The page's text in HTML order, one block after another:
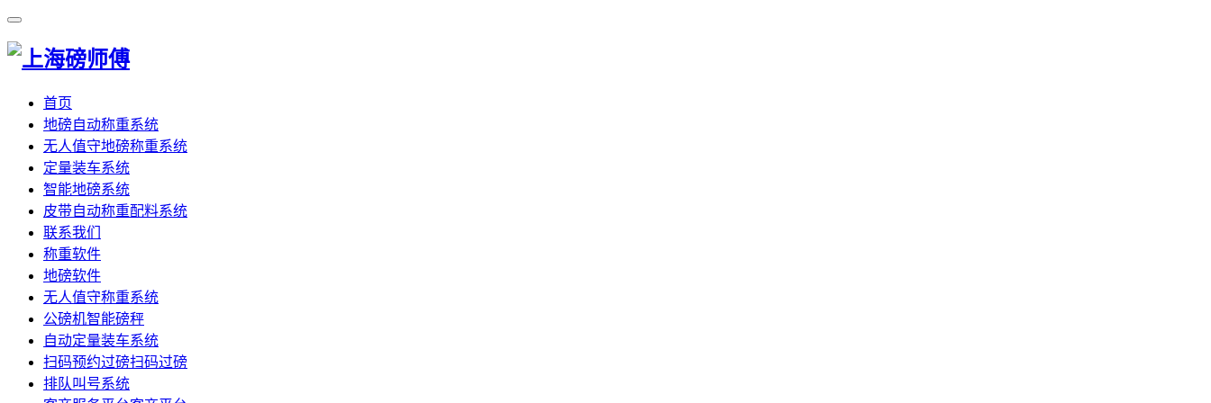
首页
地磅自动称重系统
无人值守地磅称重系统
定量装车系统
智能地磅系统
皮带自动称重配料系统
联系我们
称重软件
地磅软件
无人值守称重系统
公磅机智能磅秤
自动定量装车系统
扫码预约过磅扫码过磅
排队叫号系统